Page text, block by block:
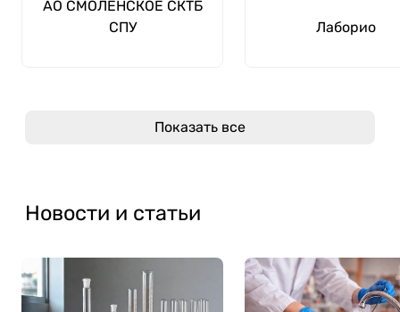
АО СМОЛЕНСКОЕ СКТБ
СПУ
Лаборио
Показать все
Новости и статьи